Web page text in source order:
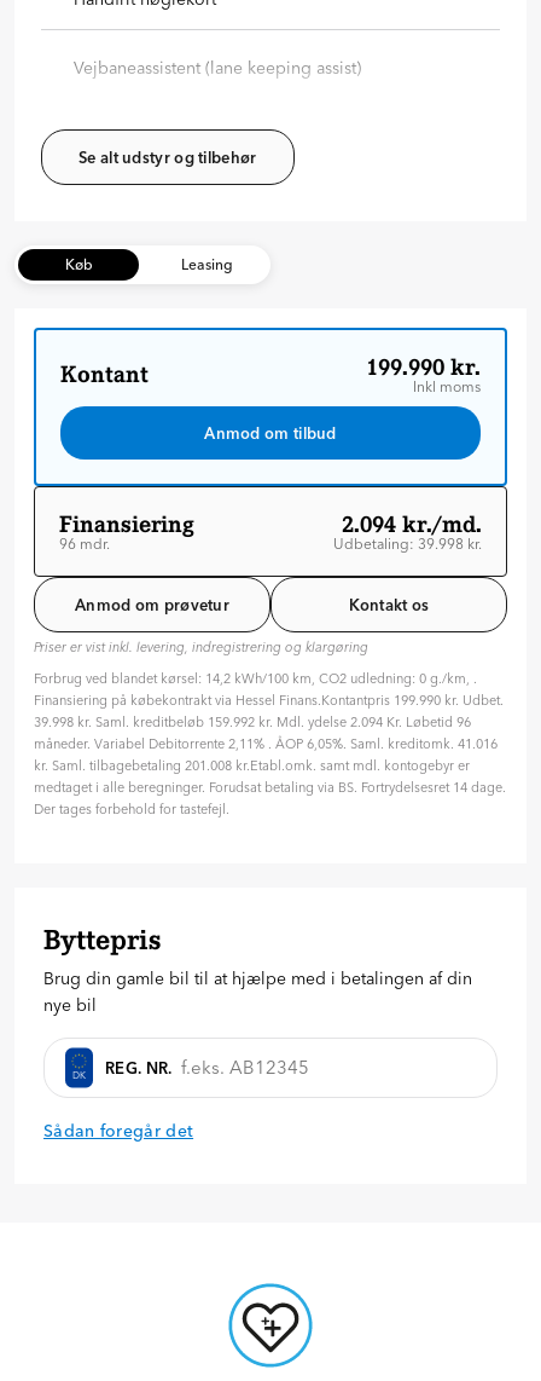
Vejbaneassistent (lane keeping assist)
Se alt udstyr og tilbehør
Køb Leasing
Kontant 199.990 kr.
Inkl moms
Anmod om tilbud
Finansiering
96 mdr.
2.094 kr./md.
Udbetaling: 39.998 kr.
Variabel rente
Tilpas din aftale
Hvilken type rente ønsker du?
Variabel
Fast
Hvor længe skal finansieringen løbe? (måneder)
96 mdr. ( 8 år )
20%
Anmod om prøvetur Kontakt os
Priser er vist inkl. levering, indregistrering og klargøring
Forbrug ved blandet kørsel: 14,2 kWh/100 km, CO2 udledning: 0 g./km, .
Finansiering på købekontrakt via Hessel Finans.Kontantpris 199.990 kr. Udbet.
39.998 kr. Saml. kreditbeløb 159.992 kr. Mdl. ydelse 2.094 Kr. Løbetid 96
måneder. Variabel Debitorrente 2,11% . ÅOP 6,05%. Saml. kreditomk. 41.016
kr. Saml. tilbagebetaling 201.008 kr.Etabl.omk. samt mdl. kontogebyr er
medtaget i alle beregninger. Forudsat betaling via BS. Fortrydelsesret 14 dage.
Der tages forbehold for tastefejl.
Byttepris
Brug din gamle bil til at hjælpe med i betalingen af din
nye bil
DK REG. NR.
Sådan foregår det